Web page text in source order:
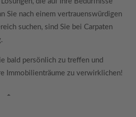
Sie nach einem vertrauenswürdigen
suchen, sind Sie bei Carpaten
bald persönlich zu treffen und
Immobilienträume zu verwirklichen!
TOGGLE DROPDOWN